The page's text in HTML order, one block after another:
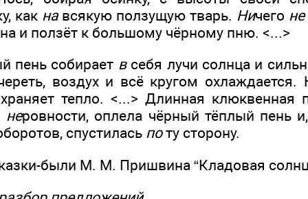
как навсякую ползущую тварь. Ничего не
и ползёт к большому чёрному пню. <...>
пень собирает всебя лучи солнца и
воздух и всё кругом
тепло. <...> Длинная клюквенная
неровности, оплела чёрный тёплый пень
спустилась поту сторону.
были М. М. Пришвина “Кладовая